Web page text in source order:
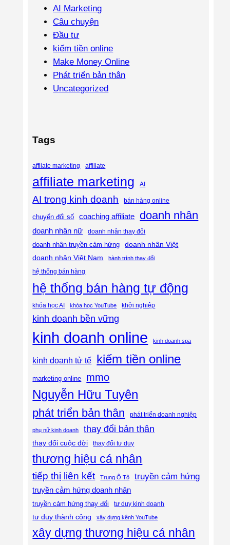
AI Marketing
Câu chuyện
Đầu tư
kiếm tiền online
Make Money Online
Phát triển bản thân
Uncategorized
Tags
affiiate marketing affiliate
affiliate marketing AI
AI trong kinh doanh bán hàng online
chuyển đổi số coaching affiliate doanh nhân
doanh nhân nữ doanh nhân thay đổi
doanh nhân truyền cảm hứng
doanh nhân Việt
doanh nhân Việt Nam
hành trình thay đổi
hệ thống bán hàng
hệ thống bán hàng tự động
khóa học AI khóa học YouTube khởi nghiệp
kinh doanh bền vững
kinh doanh online kinh doanh spa
kinh doanh tử tế kiếm tiền online
marketing online mmo
Nguyễn Hữu Tuyên
phát triển bản thân phát triển doanh nghiệp
phụ nữ kinh doanh thay đổi bản thân
thay đổi cuộc đời thay đổi tư duy
thương hiệu cá nhân
tiếp thị liên kết Trung Ô Tô truyền cảm hứng
truyền cảm hứng doanh nhân
truyền cảm hứng thay đổi tư duy kinh doanh
tư duy thành công xây dựng kênh YouTube
xây dựng thương hiệu cá nhân